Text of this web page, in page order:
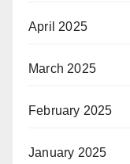
April 2025
March 2025
February 2025
January 2025